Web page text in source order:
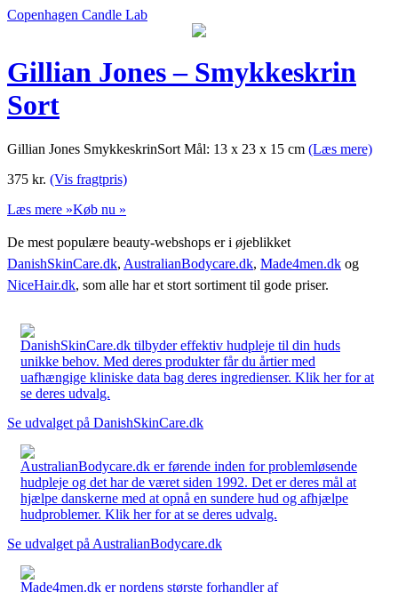
Copenhagen Candle Lab
Gillian Jones – Smykkeskrin
Sort
Gillian Jones SmykkeskrinSort Mål: 13 x 23 x 15 cm (Læs mere)
375 kr. (Vis fragtpris)
Læs mere »Køb nu »
De mest populære beauty-webshops er i øjeblikket
DanishSkinCare.dk, AustralianBodycare.dk, Made4men.dk og
NiceHair.dk, som alle har et stort sortiment til gode priser.
DanishSkinCare.dk tilbyder effektiv hudpleje til din huds
unikke behov. Med deres produkter får du årtier med
uafhængige kliniske data bag deres ingredienser. Klik her for at
se deres udvalg.
Se udvalget på DanishSkinCare.dk
AustralianBodycare.dk er førende inden for problemløsende
hudpleje og det har de været siden 1992. Det er deres mål at
hjælpe danskerne med at opnå en sundere hud og afhjælpe
hudproblemer. Klik her for at se deres udvalg.
Se udvalget på AustralianBodycare.dk
Made4men.dk er nordens største forhandler af